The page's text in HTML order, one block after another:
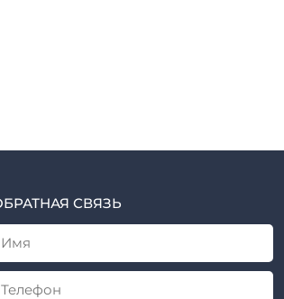
СВЯЗЬ